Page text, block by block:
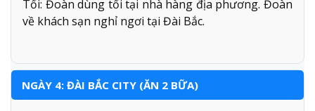
Tối: Đoàn dùng tối tại nhà hàng địa phương. Đoàn
về khách sạn nghỉ ngơi tại Đài Bắc.
NGÀY 4: ĐÀI BẮC CITY (ĂN 2 BỮA)